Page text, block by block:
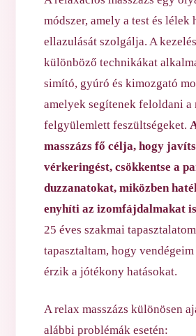
módszer, amely a test és lélek
ellazulását szolgálja. A
különböző technikákat
simító, gyúró és kimozgató
amelyek segítenek feloldani a
felgyülemlett feszültségeket.
masszázs fő célja, hogy
vérkeringést, csökkentse a
duzzanatokat, miközben
enyhíti az izomfájdalmakat
25 éves szakmai
tapasztaltam, hogy
érzik a jótékony hatásokat.
A relax masszázs különösen
alábbi problémák esetén: